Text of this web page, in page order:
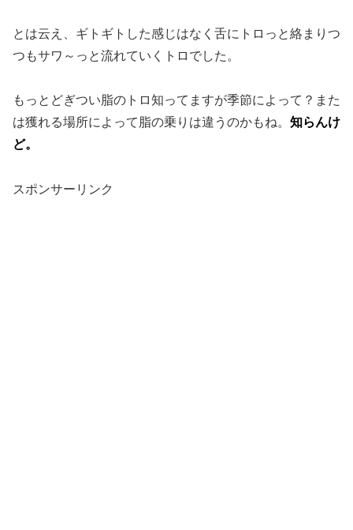
とは云え、ギトギトした感じはなく舌にトロっと絡まりつ
つもサワ～っと流れていくトロでした。
もっとどぎつい脂のトロ知ってますが季節によって？また
は獲れる場所によって脂の乗りは違うのかもね。 知らんけ
ど。
スポンサーリンク